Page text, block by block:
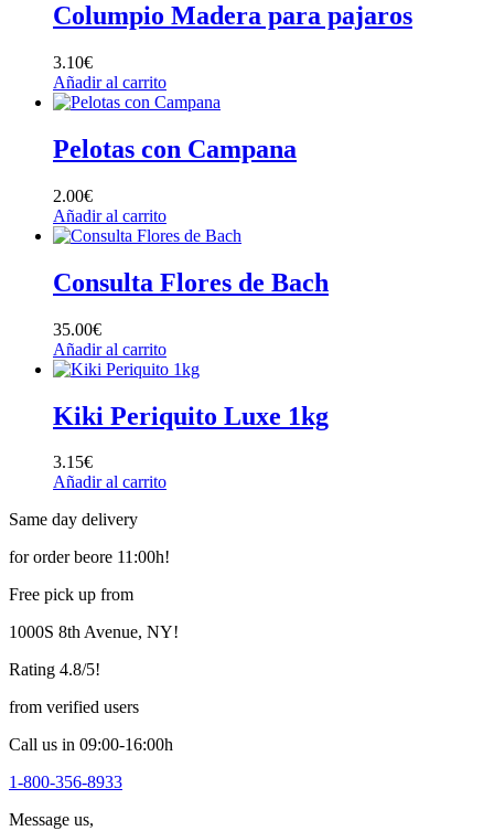
Columpio Madera para pajaros
3.10€
Añadir al carrito
Pelotas con Campana
2.00€
Añadir al carrito
Consulta Flores de Bach
35.00€
Añadir al carrito
Kiki Periquito Luxe 1kg
3.15€
Añadir al carrito
Same day delivery
for order beore 11:00h!
Free pick up from
1000S 8th Avenue, NY!
Rating 4.8/5!
from verified users
Call us in 09:00-16:00h
1-800-356-8933
Message us,